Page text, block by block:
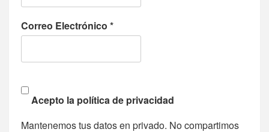
Correo Electrónico *
Acepto la política de privacidad
Mantenemos tus datos en privado. No compartimos